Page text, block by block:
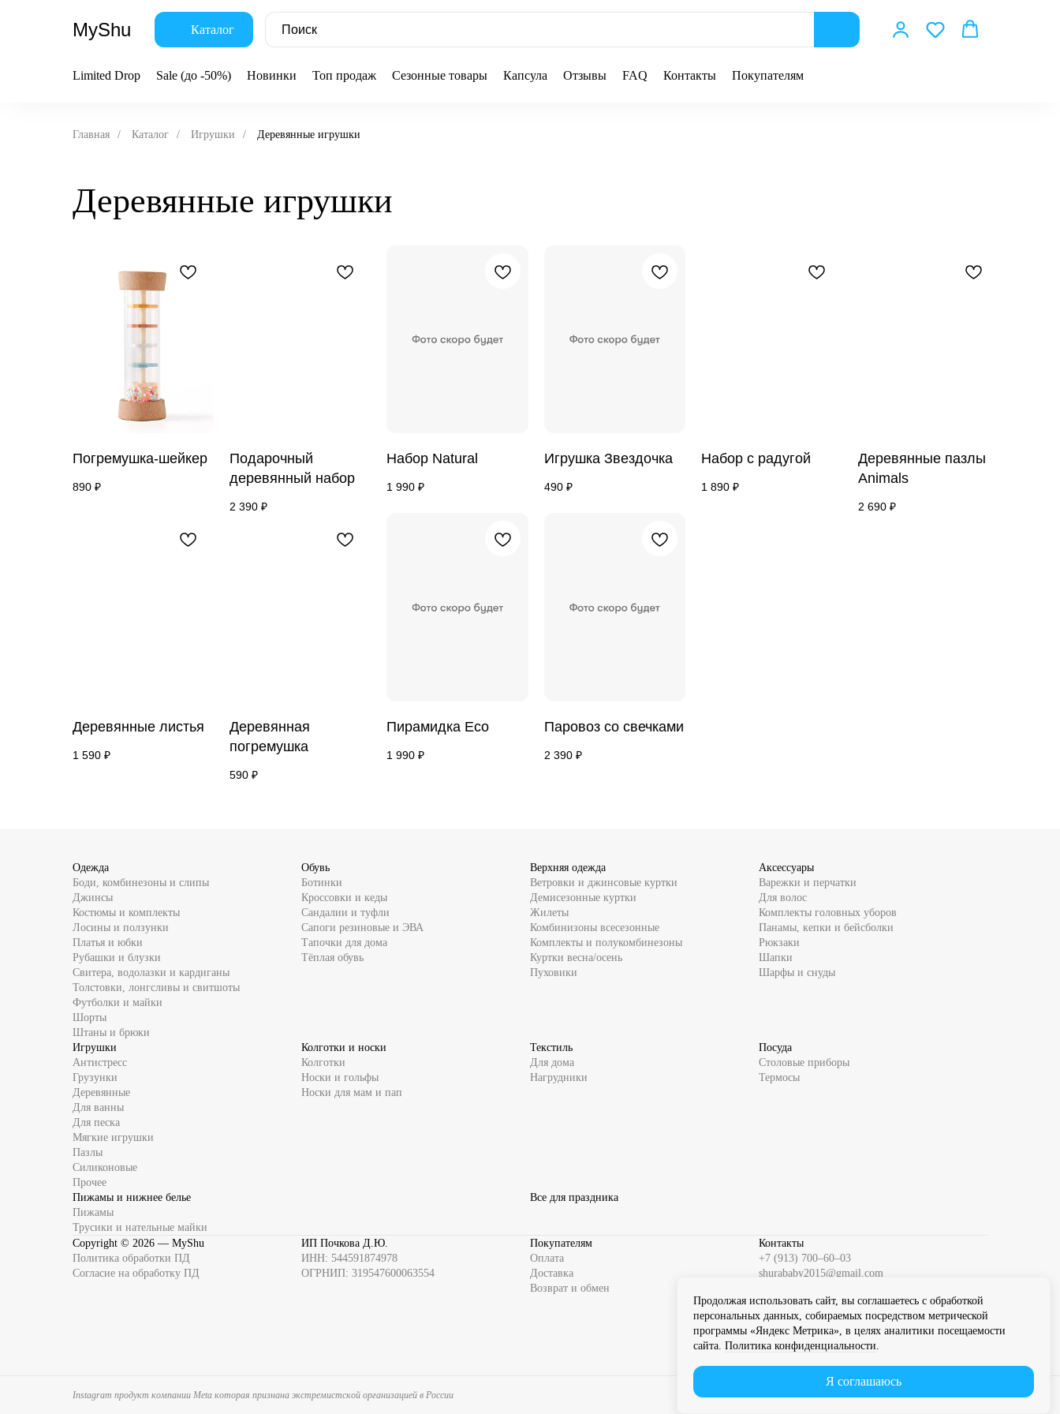
MyShu Каталог
Limited Drop Sale (до -50%) Новинки Топ продаж Сезонные товары Капсула Отзывы FAQ Контакты Покупателям
Главная / Каталог / Игрушки / Деревянные игрушки
Деревянные игрушки
Погремушка-шейкер
890 ₽
Подарочный
деревянный набор
2 390 ₽
Набор Natural
1 990 ₽
Игрушка Звездочка
490 ₽
Набор с радугой
1 890 ₽
Деревянные пазлы
Animals
2 690 ₽
Деревянные листья
1 590 ₽
Деревянная
погремушка
590 ₽
Пирамидка Eco
1 990 ₽
Паровоз со свечками
2 390 ₽
Одежда
Боди, комбинезоны и слипы
Джинсы
Костюмы и комплекты
Лосины и ползунки
Платья и юбки
Рубашки и блузки
Свитера, водолазки и кардиганы
Толстовки, лонгсливы и свитшоты
Футболки и майки
Шорты
Штаны и брюки
Обувь
Ботинки
Кроссовки и кеды
Сандалии и туфли
Сапоги резиновые и ЭВА
Тапочки для дома
Тёплая обувь
Верхняя одежда
Ветровки и джинсовые куртки
Демисезонные куртки
Жилеты
Комбинизоны всесезонные
Комплекты и полукомбинезоны
Куртки весна/осень
Пуховики
Аксессуары
Варежки и перчатки
Для волос
Комплекты головных уборов
Панамы, кепки и бейсболки
Рюкзаки
Шапки
Шарфы и снуды
Игрушки
Антистресс
Грузунки
Деревянные
Для ванны
Для песка
Мягкие игрушки
Пазлы
Силиконовые
Прочее
Колготки и носки
Колготки
Носки и гольфы
Носки для мам и пап
Текстиль
Для дома
Нагрудники
Посуда
Столовые приборы
Термосы
Пижамы и нижнее белье
Пижамы
Трусики и нательные майки
Все для праздника
Copyright © 2026 — MyShu
Политика обработки ПД
Согласие на обработку ПД
ИП Почкова Д.Ю.
ИНН: 544591874978
ОГРНИП: 319547600063554
Покупателям
Оплата
Доставка
Возврат и обмен
Контакты
+7 (913) 700‒60‒03
shurababy2015@gmail.com
VK-группа
WhatsApp
Telegram
Instagram продукт компании Meta которая признана экстремистской организацией в России
Продолжая использовать сайт, вы соглашаетесь с обработкой
персональных данных, собираемых посредством метрической
программы «Яндекс Метрика», в целях аналитики посещаемости
сайта. Политика конфиденциальности.
Я соглашаюсь